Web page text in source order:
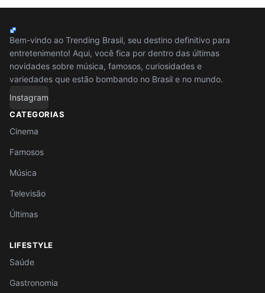
Bem-vindo ao Trending Brasil, seu destino definitivo para
entretenimento! Aqui, você fica por dentro das últimas
novidades sobre música, famosos, curiosidades e
variedades que estão bombando no Brasil e no mundo.
Instagram
CATEGORIAS
Cinema
Famosos
Música
Televisão
Últimas
LIFESTYLE
Saúde
Gastronomia